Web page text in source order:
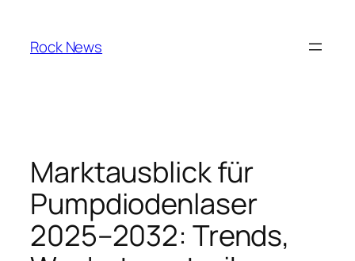
content
Rock News
Marktausblick für
Pumpdiodenlaser
2025–2032: Trends,